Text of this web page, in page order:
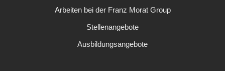
Arbeiten bei der Franz Morat Group
Stellenangebote
Ausbildungsangebote